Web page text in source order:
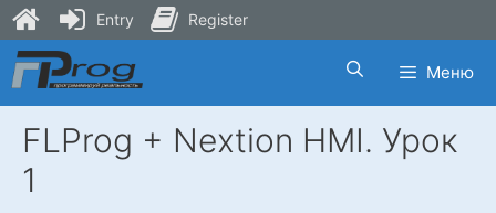
Skip
to
content
Меню
FLProg + Nextion HMI. Урок
1
Entry Register